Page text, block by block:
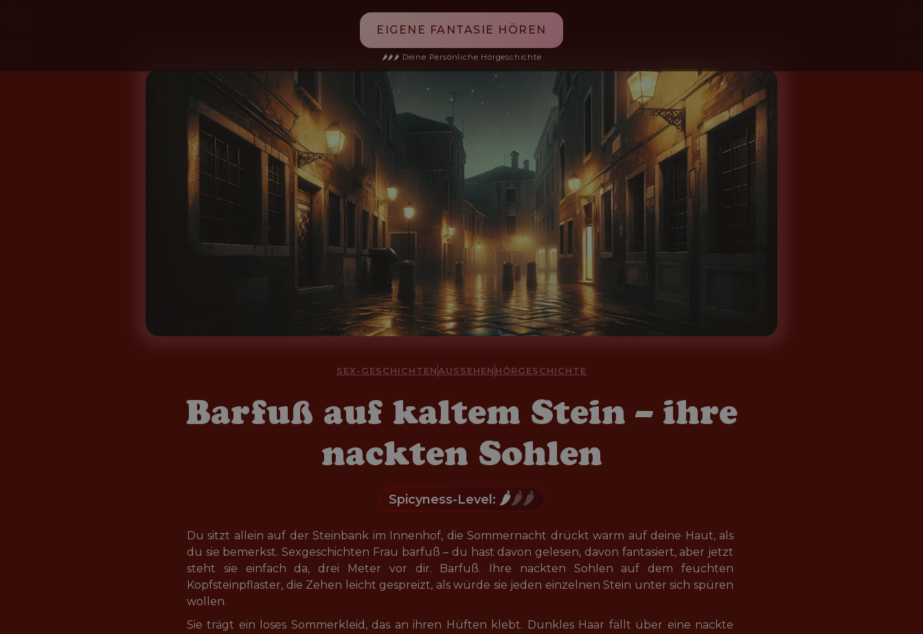
EIGENE FANTASIE HÖREN
🌶️🌶️🌶️ Deine Persönliche Hörgeschichte
SEX-GESCHICHTEN AUSSEHEN HÖRGESCHICHTE
Barfuß auf kaltem Stein – ihre
nackten Sohlen
Spicyness-Level: 🌶️🌶️🌶️
Du sitzt allein auf der Steinbank im Innenhof, die Sommernacht drückt warm auf deine Haut, als
du sie bemerkst. Sexgeschichten Frau barfuß – du hast davon gelesen, davon fantasiert, aber jetzt
steht sie einfach da, drei Meter vor dir. Barfuß. Ihre nackten Sohlen auf dem feuchten
Kopfsteinpflaster, die Zehen leicht gespreizt, als würde sie jeden einzelnen Stein unter sich spüren
wollen.
Sie trägt ein loses Sommerkleid, das an ihren Hüften klebt. Dunkles Haar fällt über eine nackte